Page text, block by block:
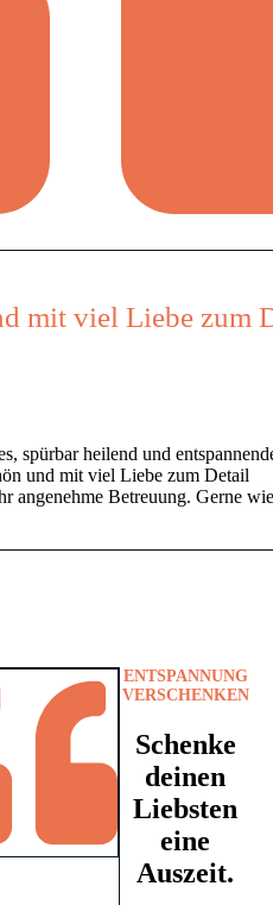
mit viel Liebe zum
spürbar heilend und
und mit viel Liebe zum Detail
angenehme Betreuung. Gerne
ENTSPANNUNG
VERSCHENKEN
Schenke
deinen
Liebsten
eine
Auszeit.